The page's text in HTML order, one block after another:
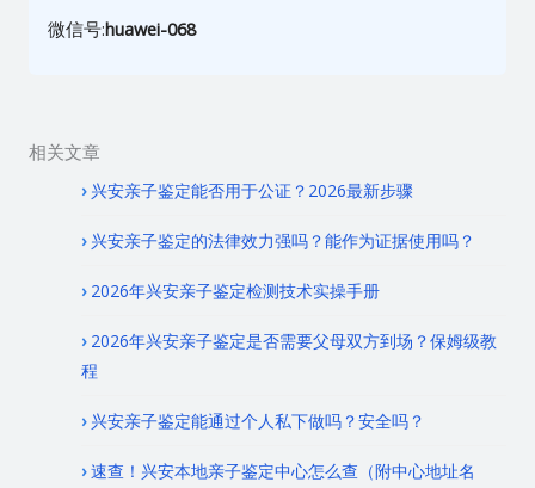
微信号:huawei-068
相关文章
兴安亲子鉴定能否用于公证？2026最新步骤
兴安亲子鉴定的法律效力强吗？能作为证据使用吗？
2026年兴安亲子鉴定检测技术实操手册
2026年兴安亲子鉴定是否需要父母双方到场？保姆级教
程
兴安亲子鉴定能通过个人私下做吗？安全吗？
速查！兴安本地亲子鉴定中心怎么查（附中心地址名